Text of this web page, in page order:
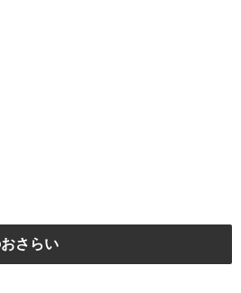
さらい